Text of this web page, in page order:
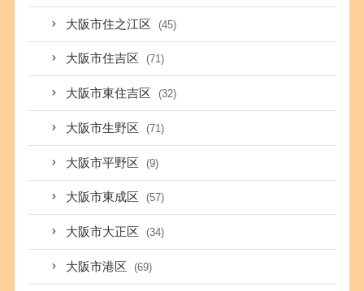
大阪市住之江区 (45)
大阪市住吉区 (71)
大阪市東住吉区 (32)
大阪市生野区 (71)
大阪市平野区 (9)
大阪市東成区 (57)
大阪市大正区 (34)
大阪市港区 (69)